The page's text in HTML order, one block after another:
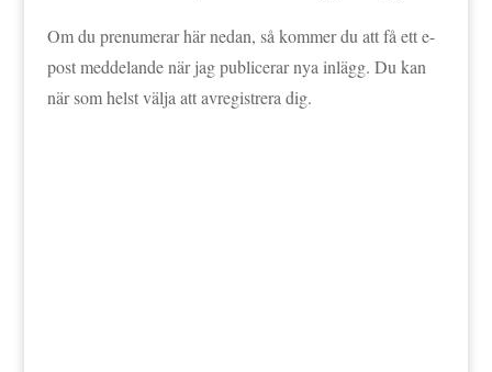
Om du prenumerar här nedan, så kommer du att få ett e-
post meddelande när jag publicerar nya inlägg. Du kan
när som helst välja att avregistrera dig.